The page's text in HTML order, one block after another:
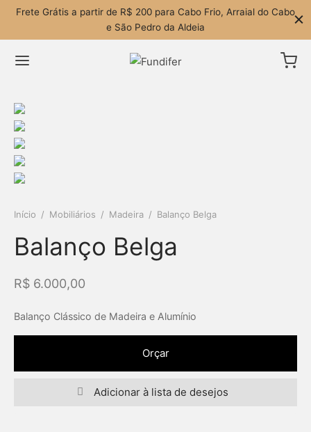
Frete Grátis a partir de R$ 200 para Cabo Frio, Arraial do Cabo
e São Pedro da Aldeia
Início / Mobiliários / Madeira / Balanço Belga
Balanço Belga
R$ 6.000,00
Balanço Clássico de Madeira e Alumínio
Orçar
Adicionar à lista de desejos